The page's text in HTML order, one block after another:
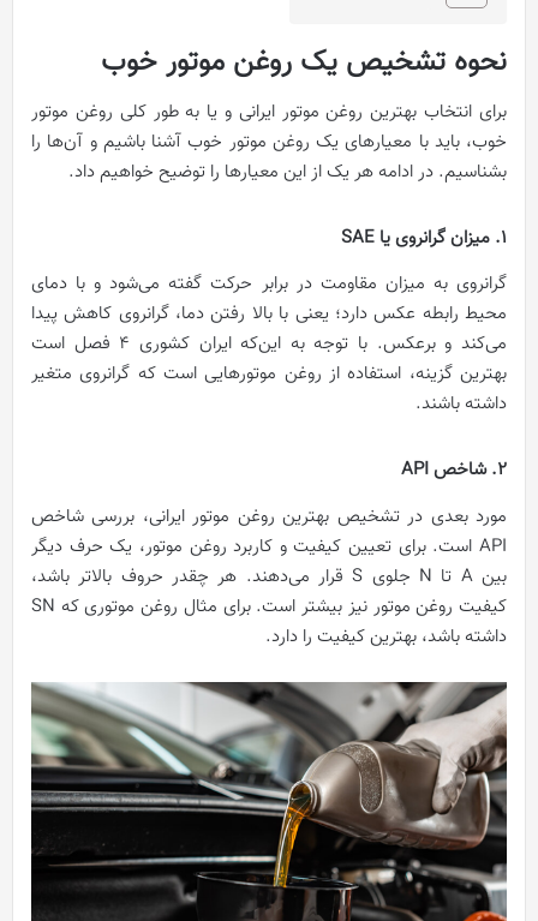
نحوه تشخیص یک روغن موتور خوب
برای انتخاب بهترین روغن موتور ایرانی و یا به طور کلی روغن موتور
خوب، باید با معیارهای یک روغن موتور خوب آشنا باشیم و آن‌ها را
بشناسیم. در ادامه هر یک از این معیارها را توضیح خواهیم داد.
1. میزان گرانروی یا SAE
گرانروی به میزان مقاومت در برابر حرکت گفته می‌شود و با دمای
محیط رابطه عکس دارد؛ یعنی با بالا رفتن دما، گرانروی کاهش پیدا
می‌کند و برعکس. با توجه به این‌که ایران کشوری 4 فصل است
بهترین گزینه، استفاده از روغن موتورهایی است که گرانروی متغیر
داشته باشند.
2. شاخص API
مورد بعدی در تشخیص بهترین روغن موتور ایرانی، بررسی شاخص
API است. برای تعیین کیفیت و کاربرد روغن موتور، یک حرف دیگر
بین A تا N جلوی S قرار می‌دهند. هر چقدر حروف بالاتر باشد،
کیفیت روغن موتور نیز بیشتر است. برای مثال روغن موتوری که SN
داشته باشد، بهترین کیفیت را دارد.